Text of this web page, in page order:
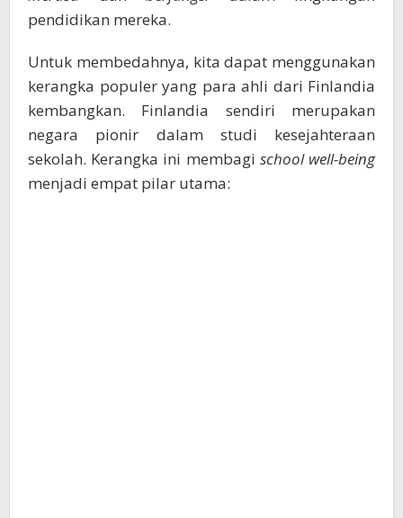
pendidikan mereka.
Untuk membedahnya, kita dapat menggunakan
kerangka populer yang para ahli dari Finlandia
kembangkan. Finlandia sendiri merupakan
negara pionir dalam studi kesejahteraan
sekolah. Kerangka ini membagi school well-being
menjadi empat pilar utama: